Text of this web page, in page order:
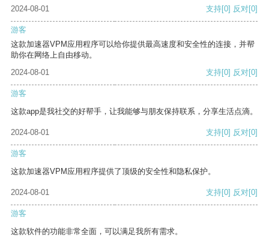
2024-08-01 支持[0] 反对[0]
游客
这款加速器VPM应用程序可以给你提供最高速度和安全性的连接，并帮
助你在网络上自由移动。
2024-08-01
支持[0] 反对[0]
游客
这款app是我社交的好帮手，让我能够与朋友保持联系，分享生活点滴。
2024-08-01 支持[0] 反对[0]
游客
这款加速器VPM应用程序提供了顶级的安全性和隐私保护。
2024-08-01 支持[0] 反对[0]
游客
这款软件的功能非常全面，可以满足我所有需求。